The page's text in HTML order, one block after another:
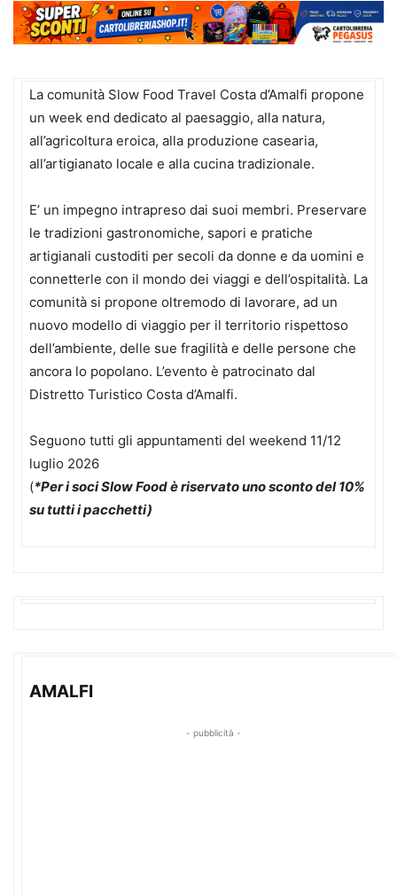
La comunità Slow Food Travel Costa d’Amalfi propone
un week end dedicato al paesaggio, alla natura,
all’agricoltura eroica, alla produzione casearia,
all’artigianato locale e alla cucina tradizionale.
E’ un impegno intrapreso dai suoi membri. Preservare
le tradizioni gastronomiche, sapori e pratiche
artigianali custoditi per secoli da donne e da uomini e
connetterle con il mondo dei viaggi e dell’ospitalità. La
comunità si propone oltremodo di lavorare, ad un
nuovo modello di viaggio per il territorio rispettoso
dell’ambiente, delle sue fragilità e delle persone che
ancora lo popolano. L’evento è patrocinato dal
Distretto Turistico Costa d’Amalfi.
Seguono tutti gli appuntamenti del weekend 11/12
luglio 2026
(*Per i soci Slow Food è riservato uno sconto del 10%
su tutti i pacchetti)
AMALFI
- pubblicità -